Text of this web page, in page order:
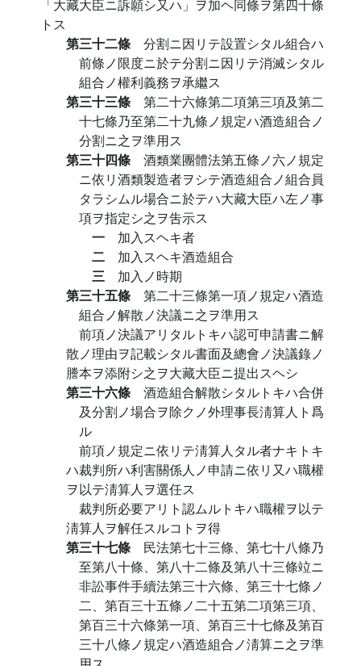
「大藏大臣ニ訴願シ又ハ」ヲ加ヘ同條ヲ第四十條
トス
第三十二條 分割ニ因リテ設置シタル組合ハ
前條ノ限度ニ於テ分割ニ因リテ消滅シタル
組合ノ權利義務ヲ承繼ス
第三十三條 第二十六條第二項第三項及第二
十七條乃至第二十九條ノ規定ハ酒造組合ノ
分割ニ之ヲ準用ス
第三十四條 酒類業團體法第五條ノ六ノ規定
ニ依リ酒類製造者ヲシテ酒造組合ノ組合員
タラシムル場合ニ於テハ大藏大臣ハ左ノ事
項ヲ指定シ之ヲ吿示ス
一 加入スヘキ者
二 加入スヘキ酒造組合
三 加入ノ時期
第三十五條 第二十三條第一項ノ規定ハ酒造
組合ノ解散ノ決議ニ之ヲ準用ス
前項ノ決議アリタルトキハ認可申請書ニ解
散ノ理由ヲ記載シタル書面及總會ノ決議錄ノ
謄本ヲ添附シ之ヲ大藏大臣ニ提出スヘシ
第三十六條 酒造組合解散シタルトキハ合併
及分割ノ場合ヲ除クノ外理事長淸算人ト爲
ル
前項ノ規定ニ依リテ淸算人タル者ナキトキ
ハ裁判所ハ利害關係人ノ申請ニ依リ又ハ職權
ヲ以テ淸算人ヲ選任ス
裁判所必要アリト認ムルトキハ職權ヲ以テ
淸算人ヲ解任スルコトヲ得
第三十七條 民法第七十三條、第七十八條乃
至第八十條、第八十二條及第八十三條竝ニ
非訟事件手續法第三十六條、第三十七條ノ
二、第百三十五條ノ二十五第二項第三項、
第百三十六條第一項、第百三十七條及第百
三十八條ノ規定ハ酒造組合ノ淸算ニ之ヲ準